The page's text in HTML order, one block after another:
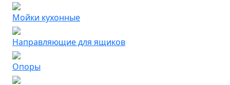
Мойки кухонные
Направляющие для ящиков
Опоры